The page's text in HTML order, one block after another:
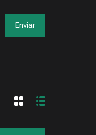
Enviar